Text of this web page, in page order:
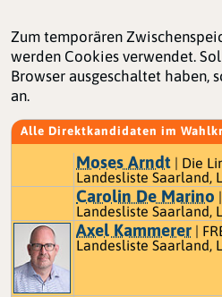
Zum temporären
werden Cookies verwendet. Sollten Sie diese in Ihrem
Browser ausgeschaltet haben,
an.
Alle Direktkandidaten im
Moses Arndt | Die
Landesliste Saarland,
Carolin De Marino
Landesliste Saarland,
Axel Kammerer |
Landesliste Saarland,